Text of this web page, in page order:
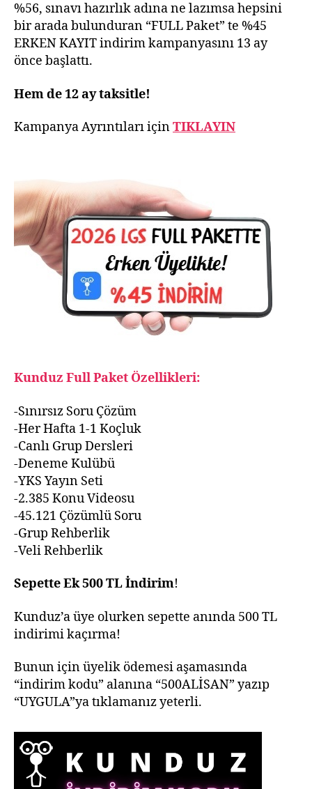
%56, sınavı hazırlık adına ne lazımsa hepsini
bir arada bulunduran “FULL Paket” te %45
ERKEN KAYIT indirim kampanyasını 13 ay
önce başlattı.
Hem de 12 ay taksitle!
Kampanya Ayrıntıları içinTIKLAYIN
Kunduz Full Paket Özellikleri:
-Sınırsız Soru Çözüm
-Her Hafta 1-1 Koçluk
-Canlı Grup Dersleri
-Deneme Kulübü
-YKS Yayın Seti
-2.385 Konu Videosu
-45.121 Çözümlü Soru
-Grup Rehberlik
-Veli Rehberlik
Sepette Ek 500 TL İndirim!
Kunduz’a üye olurken sepette anında 500 TL
indirimi kaçırma!
Bunun için üyelik ödemesi aşamasında
“indirim kodu” alanına “500ALİSAN” yazıp
“UYGULA”ya tıklamanız yeterli.